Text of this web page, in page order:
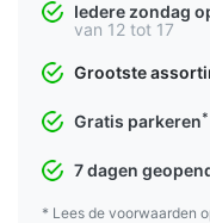
Iedere zondag
van 12 tot 17
Grootste
Gratis parkeren*
7 dagen
* Lees de voorwaarden